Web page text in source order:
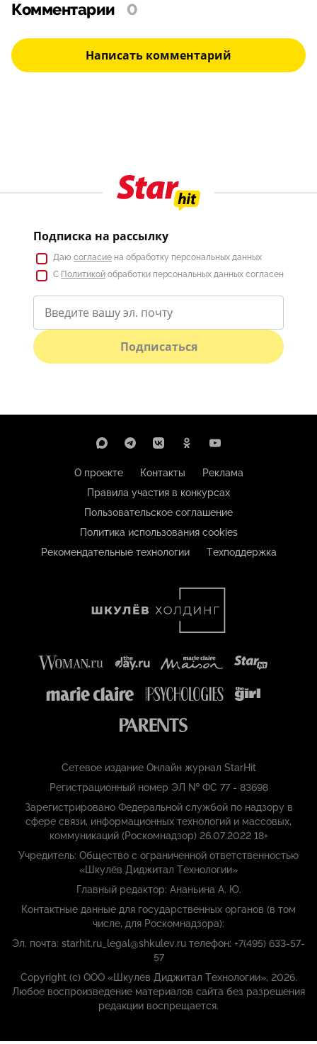
Комментарии 0
Написать комментарий
Подписка на рассылку
Даю согласие на обработку персональных данных
С Политикой обработки персональных данных согласен
Подписаться
О проекте Контакты
Реклама
Правила участия в конкурсах
Пользовательское соглашение
Политика использования cookies
Рекомендательные технологии
Техподдержка
Сетевое издание Онлайн журнал StarHit
Регистрационный номер ЭЛ № ФС 77 - 83698
Зарегистрировано Федеральной службой по надзору в
сфере связи, информационных технологий и массовых,
коммуникаций (Роскомнадзор) 26.07.2022 18+
Учредитель: Общество с ограниченной ответственностью
«Шкулёв Диджитал Технологии»
Главный редактор: Ананьина А. Ю.
Контактные данные для государственных органов (в том
числе, для Роскомнадзора):
Эл. почта: starhit.ru_legal@shkulev.ru телефон: +7(495) 633-57-
57
Copyright (с) ООО «Шкулёв Диджитал Технологии», 2026.
Любое воспроизведение материалов сайта без разрешения
редакции воспрещается.